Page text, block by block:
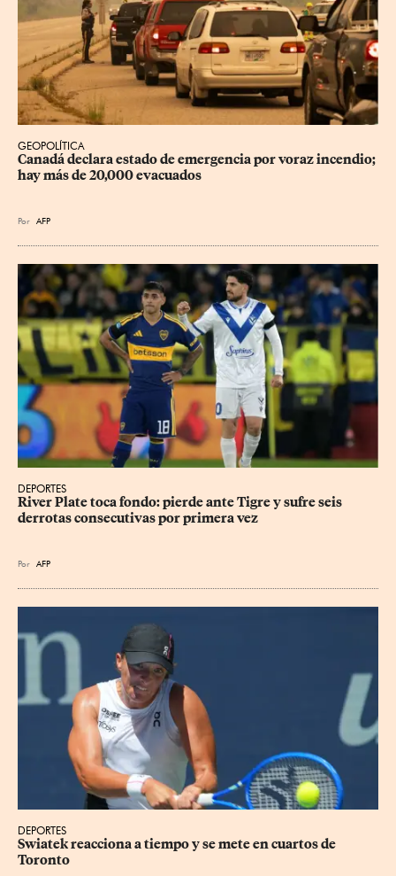
GEOPOLÍTICA
Canadá declara estado de emergencia por voraz incendio;
hay más de 20,000 evacuados
Por AFP
DEPORTES
River Plate toca fondo: pierde ante Tigre y sufre seis
derrotas consecutivas por primera vez
Por AFP
DEPORTES
Swiatek reacciona a tiempo y se mete en cuartos de
Toronto